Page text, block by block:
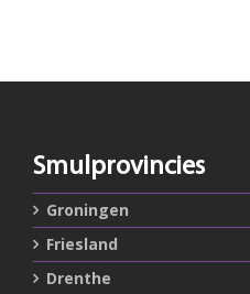
Smulprovincies
Groningen
Friesland
Drenthe